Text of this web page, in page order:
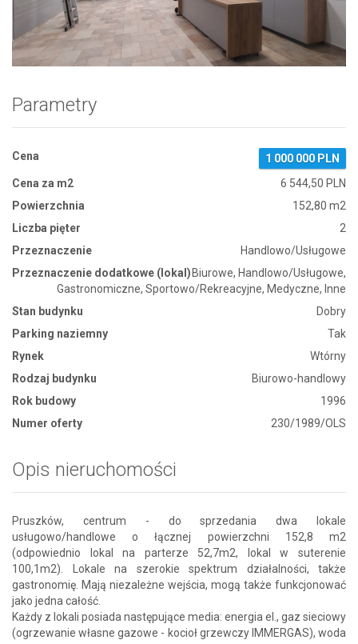
Zdjęcie 1
Parametry
Cena
1 000 000 PLN
Cena za m2
6 544,50 PLN
Powierzchnia
152,80 m2
Liczba pięter
2
Przeznaczenie
Handlowo/Usługowe
Przeznaczenie dodatkowe (lokal)Biurowe, Handlowo/Usługowe,
Gastronomiczne, Sportowo/Rekreacyjne, Medyczne, Inne
Stan budynku
Dobry
Parking naziemny
Tak
Rynek
Wtórny
Rodzaj budynku
Biurowo-handlowy
Rok budowy
1996
Numer oferty
230/1989/OLS
Opis nieruchomości
Pruszków, centrum - do sprzedania dwa lokale
usługowo/handlowe o łącznej powierzchni 152,8 m2
(odpowiednio lokal na parterze 52,7m2, lokal w suterenie
100,1m2). Lokale na szerokie spektrum działalności, także
gastronomię. Mają niezależne wejścia, mogą także funkcjonować
jako jedna całość.
Każdy z lokali posiada następujące media: energia el., gaz sieciowy
(ogrzewanie własne gazowe - kocioł grzewczy IMMERGAS), woda